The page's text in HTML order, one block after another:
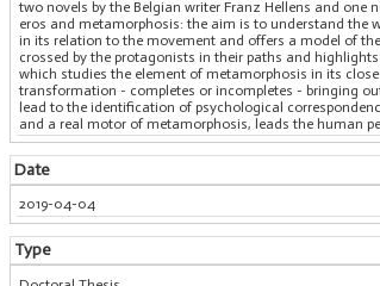
two novels by the Belgian writer Franz Hellens and one
eros and metamorphosis: the aim is to understand the
in its relation to the movement and offers a model of
crossed by the protagonists in their paths and
which studies the element of metamorphosis in its
transformation - completes or incompletes - bringing
lead to the identification of psychological
and a real motor of metamorphosis, leads the human
Date
2019-04-04
Type